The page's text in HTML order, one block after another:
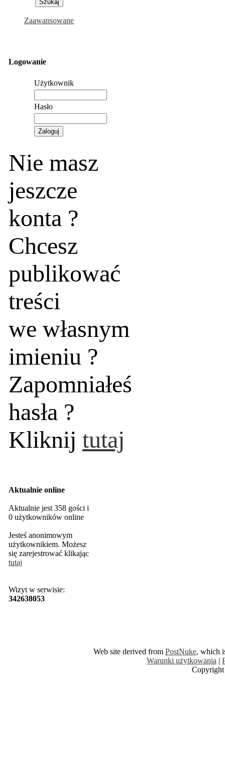
Zaawansowane
Logowanie
Użytkownik
Hasło
Nie masz
jeszcze
konta ?
Chcesz
publikować
treści
we własnym
imieniu ?
Zapomniałeś
hasła ?
Kliknij tutaj
Aktualnie online
Aktualnie jest 358 gości i
0 użytkowników online
Jesteś anonimowym
użytkownikiem. Możesz
się zarejestrować klikając
tutaj
Wizyt w serwisie:
342638053
Web site derived from PostNuke, which
Warunki użytkowania |